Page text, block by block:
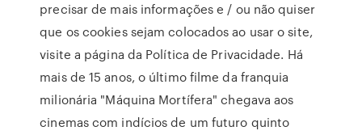
precisar de mais informações e / ou não quiser
que os cookies sejam colocados ao usar o site,
visite a página da Política de Privacidade. Há
mais de 15 anos, o último filme da franquia
milionária "Máquina Mortífera" chegava aos
cinemas com indícios de um futuro quinto